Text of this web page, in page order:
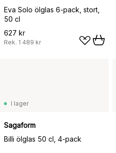
Eva Solo ölglas 6-pack, stort,
50 cl
627 kr
Rek. 1 489 kr
I lager
Sagaform
Billi ölglas 50 cl, 4-pack